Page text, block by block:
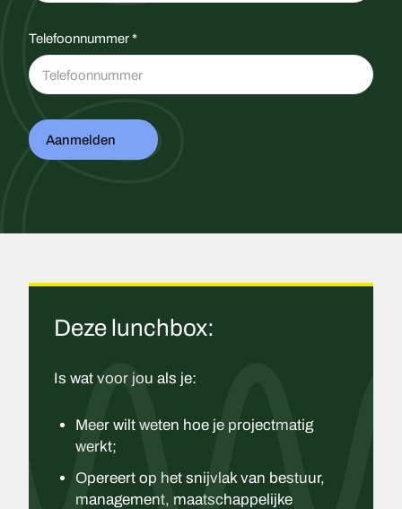
Telefoonnummer *
Aanmelden
Deze lunchbox:
Is wat voor jou als je:
Meer wilt weten hoe je projectmatig
werkt;
Opereert op het snijvlak van bestuur,
management, maatschappelijke